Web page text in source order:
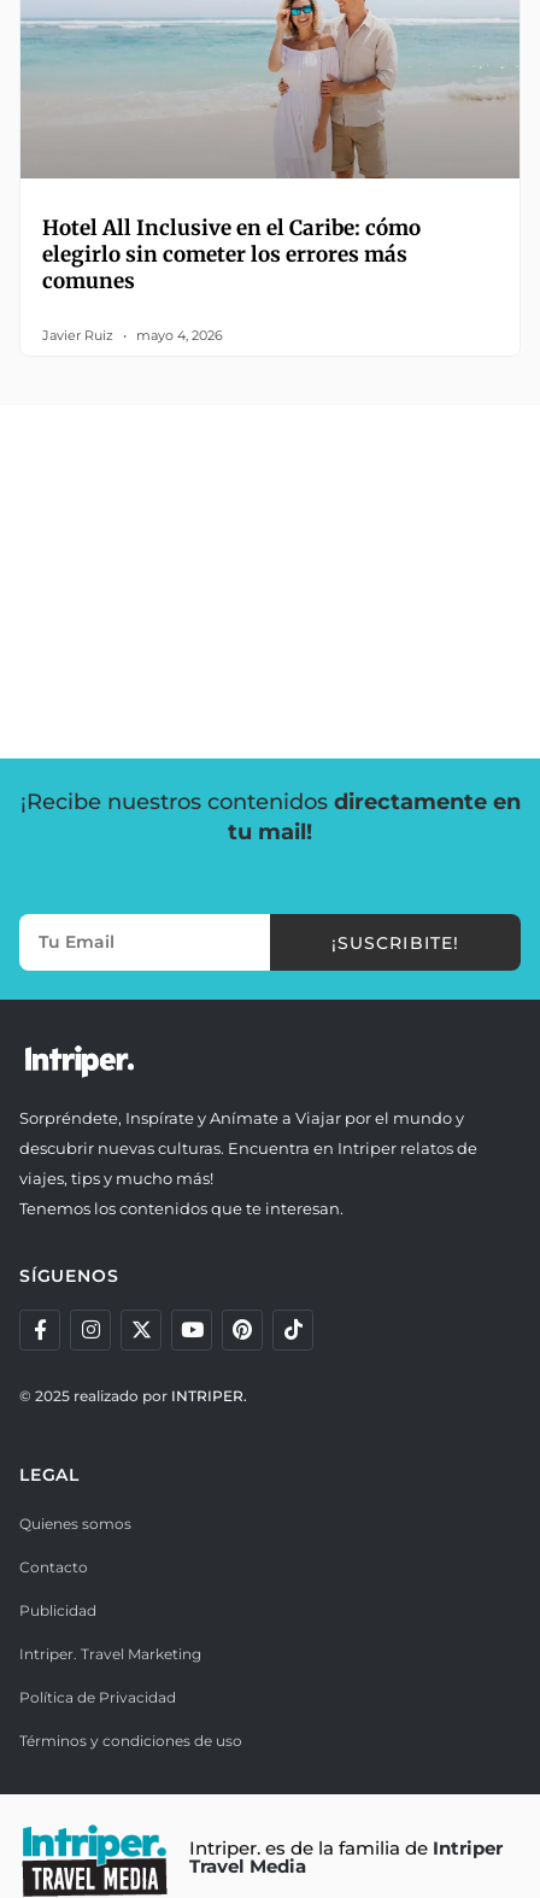
Hotel All Inclusive en el Caribe: cómo
elegirlo sin cometer los errores más
comunes
Javier Ruiz mayo 4, 2026
¡Recibe nuestros contenidos directamente en
tu mail!
¡SUSCRIBITE!
Sorpréndete, Inspírate y Anímate a Viajar por el mundo y
descubrir nuevas culturas. Encuentra en Intriper relatos de
viajes, tips y mucho más!
Tenemos los contenidos que te interesan.
SÍGUENOS
© 2025 realizado por INTRIPER.
LEGAL
Quienes somos
Contacto
Publicidad
Intriper. Travel Marketing
Política de Privacidad
Términos y condiciones de uso
Intriper. es de la familia de Intriper
Travel Media